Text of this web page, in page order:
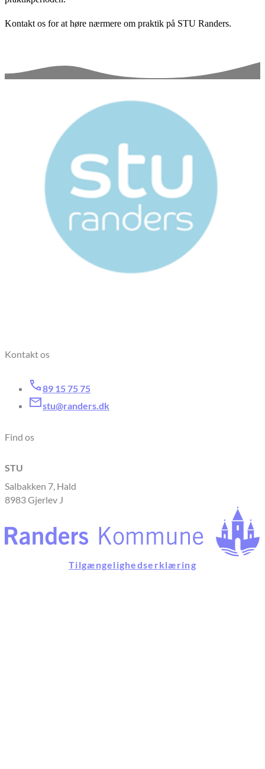
Kontakt os for at høre nærmere om praktik på STU Randers.
Kontakt os
89 15 75 75
stu@randers.dk
Find os
STU
Salbakken 7, Hald
8983 Gjerlev J
Tilgængelighedserklæring